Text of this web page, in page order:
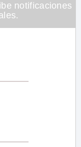
notificaciones